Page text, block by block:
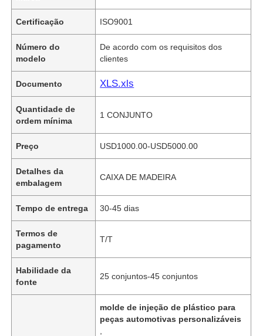
Certificação ISO9001
Número do
modelo
De acordo com os requisitos dos
clientes
Documento XLS.xls
Quantidade de
ordem mínima
1 CONJUNTO
Preço USD1000.00-USD5000.00
Detalhes da
embalagem
CAIXA DE MADEIRA
Tempo de entrega 30-45 dias
Termos de
pagamento
T/T
Habilidade da
fonte
25 conjuntos-45 conjuntos
molde de injeção de plástico para
peças automotivas personalizáveis